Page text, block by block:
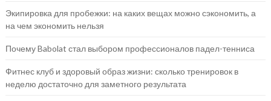
Экипировка для пробежки: на каких вещах можно сэкономить, а
на чем экономить нельзя
Почему Babolat стал выбором профессионалов падел-тенниса
Фитнес клуб и здоровый образ жизни: сколько тренировок в
неделю достаточно для заметного результата